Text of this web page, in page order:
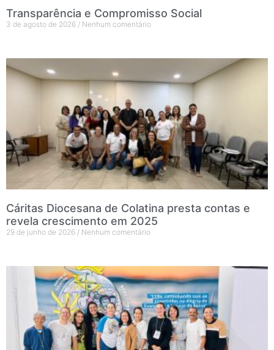
Transparência e Compromisso Social
3 de agosto de 2026 Nenhum comentário
Cáritas Diocesana de Colatina presta contas e
revela crescimento em 2025
29 de junho de 2026 Nenhum comentário